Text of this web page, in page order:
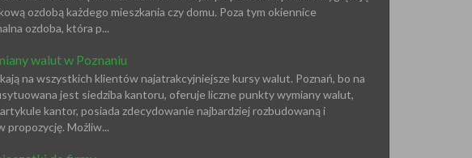
ozdobą każdego mieszkania czy domu. Poza tym okiennice
ozdoba, która p...
walut w Poznaniu
na wszystkich klientów najatrakcyjniejsze kursy walut. Poznań, bo na
jest siedziba kantoru, oferuje liczne punkty wymiany walut,
kantor, posiada zdecydowanie najbardziej rozbudowaną i
propozycję. Możliw...